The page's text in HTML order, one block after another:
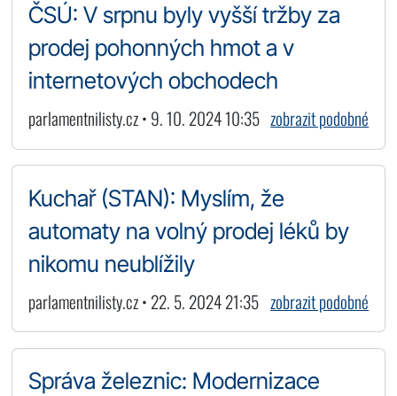
ČSÚ: V srpnu byly vyšší tržby za
prodej pohonných hmot a v
internetových obchodech
parlamentnilisty.cz • 9. 10. 2024 10:35 zobrazit podobné
Kuchař (STAN): Myslím, že
automaty na volný prodej léků by
nikomu neublížily
parlamentnilisty.cz • 22. 5. 2024 21:35 zobrazit podobné
Správa železnic: Modernizace